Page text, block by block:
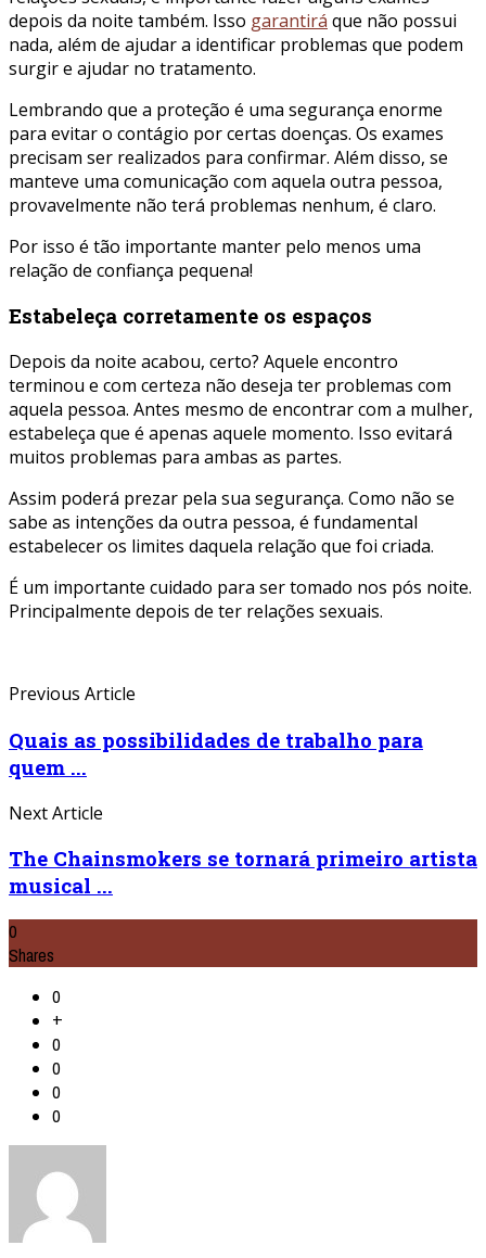
depois da noite também. Isso garantirá que não possui
nada, além de ajudar a identificar problemas que podem
surgir e ajudar no tratamento.
Lembrando que a proteção é uma segurança enorme
para evitar o contágio por certas doenças. Os exames
precisam ser realizados para confirmar. Além disso, se
manteve uma comunicação com aquela outra pessoa,
provavelmente não terá problemas nenhum, é claro.
Por isso é tão importante manter pelo menos uma
relação de confiança pequena!
Estabeleça corretamente os espaços
Depois da noite acabou, certo? Aquele encontro
terminou e com certeza não deseja ter problemas com
aquela pessoa. Antes mesmo de encontrar com a mulher,
estabeleça que é apenas aquele momento. Isso evitará
muitos problemas para ambas as partes.
Assim poderá prezar pela sua segurança. Como não se
sabe as intenções da outra pessoa, é fundamental
estabelecer os limites daquela relação que foi criada.
É um importante cuidado para ser tomado nos pós noite.
Principalmente depois de ter relações sexuais.
Previous Article
Quais as possibilidades de trabalho para
quem ...
Next Article
The Chainsmokers se tornará primeiro artista
musical ...
0
Shares
0
+
0
0
0
0